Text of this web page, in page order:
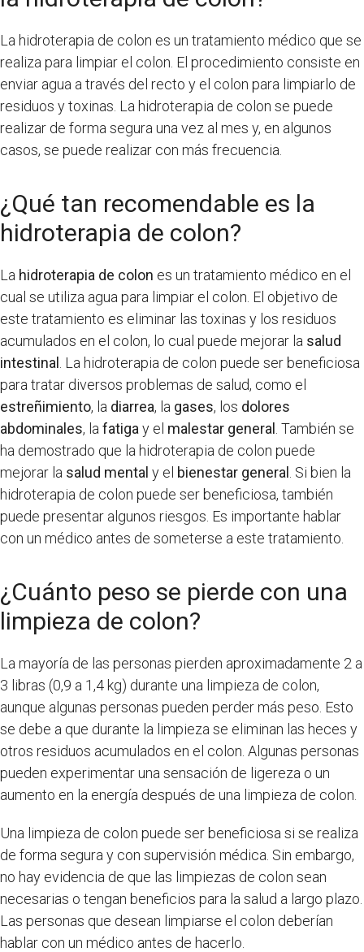
La hidroterapia de colon es un tratamiento médico que se
realiza para limpiar el colon. El procedimiento consiste en
enviar agua a través del recto y el colon para limpiarlo de
residuos y toxinas. La hidroterapia de colon se puede
realizar de forma segura una vez al mes y, en algunos
casos, se puede realizar con más frecuencia.
¿Qué tan recomendable es la
hidroterapia de colon?
La hidroterapia de colon es un tratamiento médico en el
cual se utiliza agua para limpiar el colon. El objetivo de
este tratamiento es eliminar las toxinas y los residuos
acumulados en el colon, lo cual puede mejorar la salud
intestinal
. La hidroterapia de colon puede ser beneficiosa
para tratar diversos problemas de salud, como el
estreñimiento, la diarrea, la gases, los dolores
abdominales, la fatiga y el malestar general . También se
ha demostrado que la hidroterapia de colon puede
mejorar la salud mental y el bienestar general
. Si bien la
hidroterapia de colon puede ser beneficiosa, también
puede presentar algunos riesgos. Es importante hablar
con un médico antes de someterse a este tratamiento.
¿Cuánto peso se pierde con una
limpieza de colon?
La mayoría de las personas pierden aproximadamente 2 a
3 libras (0,9 a 1,4 kg) durante una limpieza de colon,
aunque algunas personas pueden perder más peso. Esto
se debe a que durante la limpieza se eliminan las heces y
otros residuos acumulados en el colon. Algunas personas
pueden experimentar una sensación de ligereza o un
aumento en la energía después de una limpieza de colon.
Una limpieza de colon puede ser beneficiosa si se realiza
de forma segura y con supervisión médica. Sin embargo,
no hay evidencia de que las limpiezas de colon sean
necesarias o tengan beneficios para la salud a largo plazo.
Las personas que desean limpiarse el colon deberían
hablar con un médico antes de hacerlo.